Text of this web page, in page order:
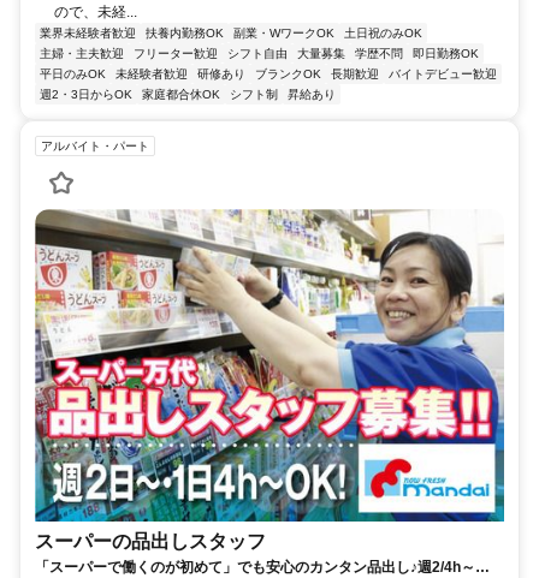
ので、未経...
業界未経験者歓迎 扶養内勤務OK 副業・WワークOK
土日祝のみOK
主婦・主夫歓迎
フリーター歓迎 シフト自由 大量募集 学歴不問
即日勤務OK
平日のみOK
未経験者歓迎 研修あり ブランクOK 長期歓迎
バイトデビュー歓迎
週2・3日からOK
家庭都合休OK シフト制 昇給あり
アルバイト・パート
スーパーの品出しスタッフ
「スーパーで働くのが初めて」でも安心のカンタン品出し♪週2/4h～